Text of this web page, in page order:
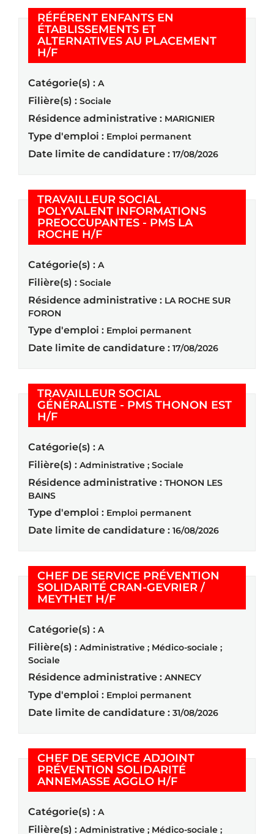
RÉFÉRENT ENFANTS EN
ÉTABLISSEMENTS ET
ALTERNATIVES AU PLACEMENT
H/F(Nouvelle fenêtre)
Catégorie(s) : A
Filière(s) : Sociale
Résidence administrative : MARIGNIER
Type d'emploi : Emploi permanent
Date limite de candidature : 17/08/2026
TRAVAILLEUR SOCIAL
POLYVALENT INFORMATIONS
PREOCCUPANTES - PMS LA
ROCHE H/F(Nouvelle fenêtre)
Catégorie(s) : A
Filière(s) : Sociale
Résidence administrative : LA ROCHE SUR
FORON
Type d'emploi : Emploi permanent
Date limite de candidature : 17/08/2026
TRAVAILLEUR SOCIAL
GÉNÉRALISTE - PMS THONON EST
H/F(Nouvelle fenêtre)
Catégorie(s) : A
Filière(s) : Administrative ; Sociale
Résidence administrative : THONON LES
BAINS
Type d'emploi : Emploi permanent
Date limite de candidature : 16/08/2026
CHEF DE SERVICE PRÉVENTION
SOLIDARITÉ CRAN-GEVRIER /
MEYTHET H/F(Nouvelle fenêtre)
Catégorie(s) : A
Filière(s) : Administrative ; Médico-sociale ;
Sociale
Résidence administrative : ANNECY
Type d'emploi : Emploi permanent
Date limite de candidature : 31/08/2026
CHEF DE SERVICE ADJOINT
PRÉVENTION SOLIDARITÉ
ANNEMASSE AGGLO H/F(Nouvelle
Catégorie(s) : A
Filière(s) : Administrative ; Médico-sociale ;